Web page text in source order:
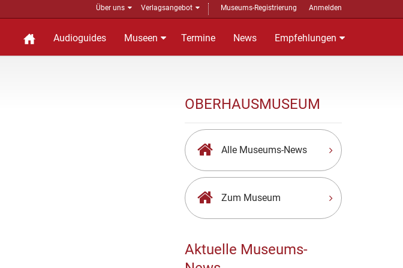
Über uns Verlagsangebot Museums-Registrierung Anmelden
Audioguides Museen Termine News Empfehlungen
OBERHAUSMUSEUM
Alle Museums-News
Zum Museum
Aktuelle Museums-